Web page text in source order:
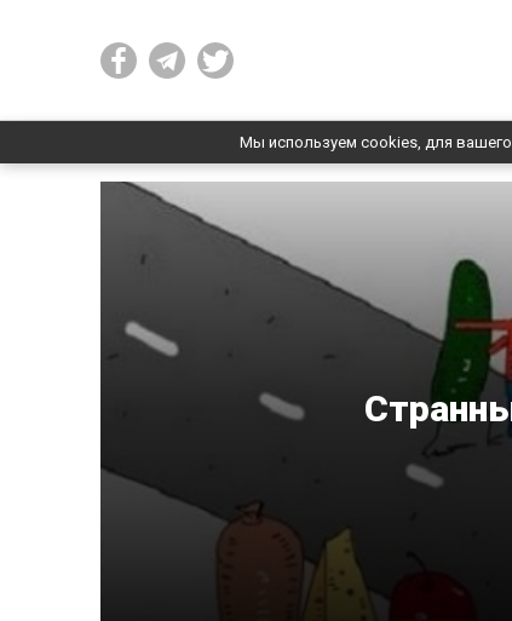
Мы используем cookies, для